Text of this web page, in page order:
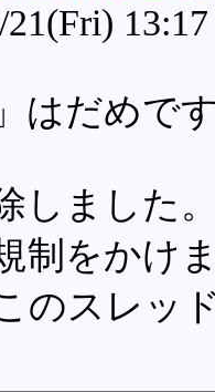
21(Fri)
はだめで
しました
制をかけ
のスレッ